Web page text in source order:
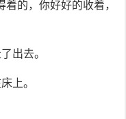
的，你好好的收着，
出去。
上。